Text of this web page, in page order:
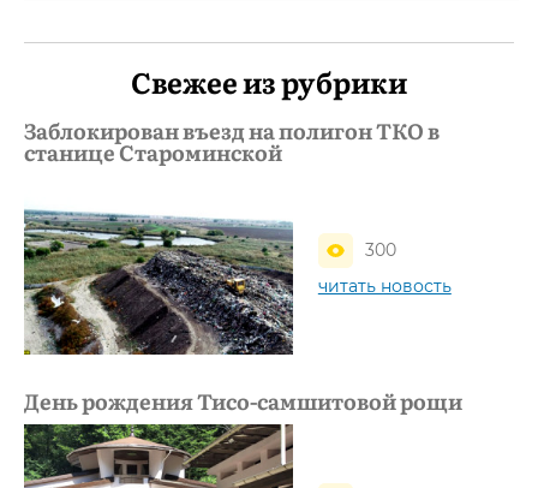
Свежее из рубрики
Заблокирован въезд на полигон ТКО в
станице Староминской
300
читать новость
День рождения Тисо-самшитовой рощи